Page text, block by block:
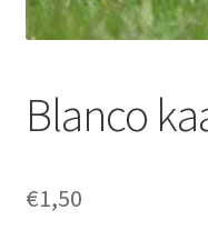
Blanco
€1,50